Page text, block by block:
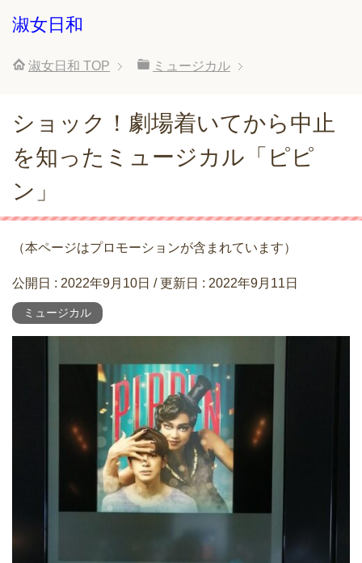
淑女日和
淑女日和 TOP ミュージカル
ショック！劇場着いてから中止
を知ったミュージカル「ピピ
ン」
（本ページはプロモーションが含まれています）
公開日 : 2022年9月10日 / 更新日 : 2022年9月11日
ミュージカル